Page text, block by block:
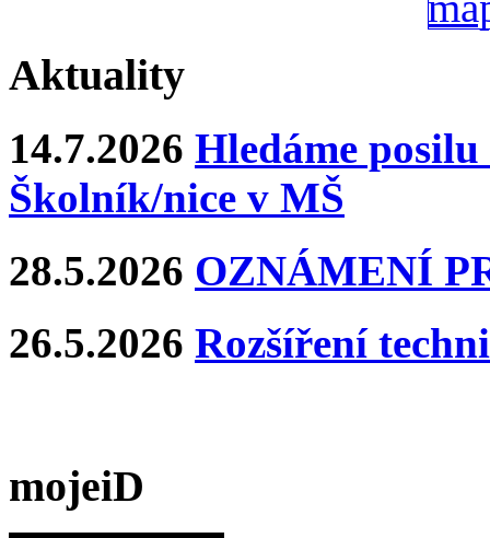
Aktuality
14.7.2026 Hledáme
Školník/nice v MŠ
28.5.2026 OZNÁMENÍ
26.5.2026 Rozšíření
mojeiD